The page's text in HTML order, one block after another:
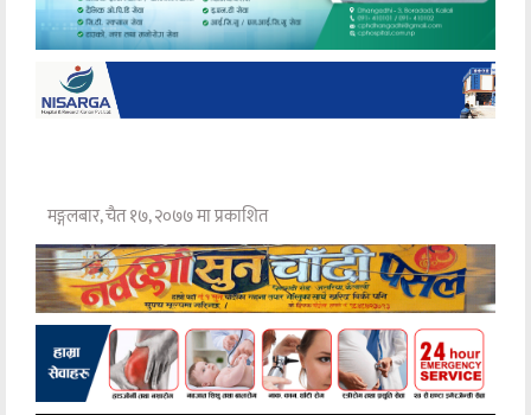
मङ्गलबार, चैत १७, २०७७ मा प्रकाशित